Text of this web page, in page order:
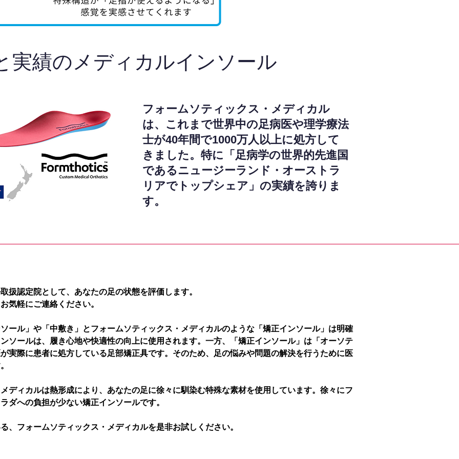
実績のメディカルインソール
フォームソティックス・メディカル
は、これまで世界中の足病医や理学療法
士が40年間で1000万人以上に処方して
きました。特に「足病学の世界的先進国
であるニュージーランド・オーストラ
リアでトップシェア」の実績を誇りま
す。
扱認定院として、あなたの足の状態を評価します。
気軽にご連絡ください。
ール」や「中敷き」とフォームソティックス・メディカルのような「矯正インソール」は明確
ソールは、履き心地や快適性の向上に使用されます。一方、「矯正インソール」は「オーソテ
実際に患者に処方している足部矯正具です。そのため、足の悩みや問題の解決を行うために医
ディカルは熱形成により、あなたの足に徐々に馴染む特殊な素材を使用しています。徐々にフ
ダへの負担が少ない矯正インソールです。
、フォームソティックス・メディカルを是非お試しください。